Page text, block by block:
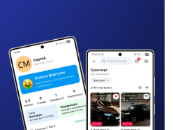
ремонт
Управление
недвижимостью